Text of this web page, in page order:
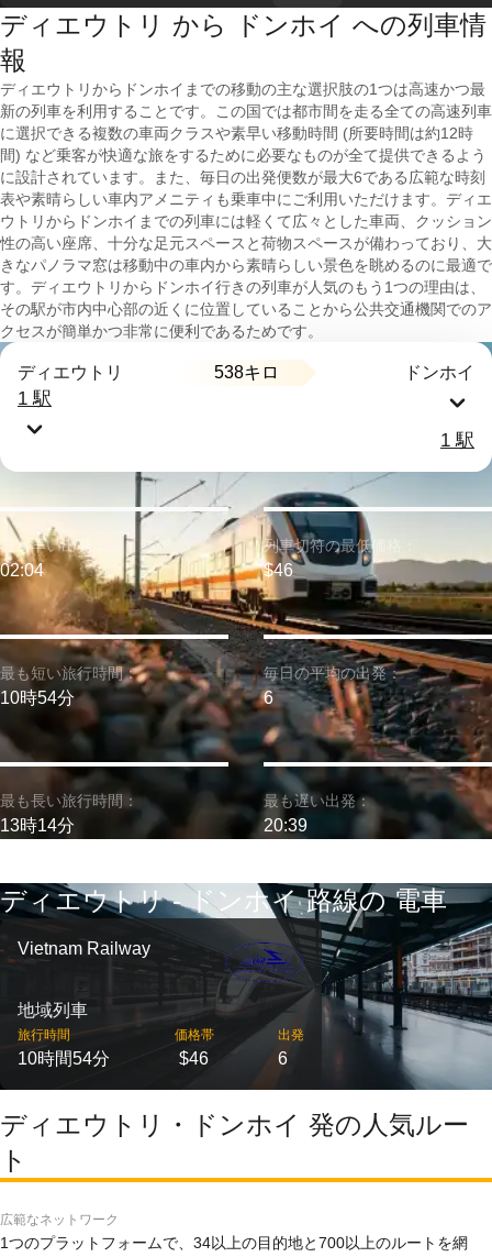
ディエウトリ から ドンホイ への列車情
報
ディエウトリからドンホイまでの移動の主な選択肢の1つは高速かつ最
新の列車を利用することです。この国では都市間を走る全ての高速列車
に選択できる複数の車両クラスや素早い移動時間 (所要時間は約12時
間) など乗客が快適な旅をするために必要なものが全て提供できるよう
に設計されています。また、毎日の出発便数が最大6である広範な時刻
表や素晴らしい車内アメニティも乗車中にご利用いただけます。ディエ
ウトリからドンホイまでの列車には軽くて広々とした車両、クッション
性の高い座席、十分な足元スペースと荷物スペースが備わっており、大
きなパノラマ窓は移動中の車内から素晴らしい景色を眺めるのに最適で
す。ディエウトリからドンホイ行きの列車が人気のもう1つの理由は、
その駅が市内中心部の近くに位置していることから公共交通機関でのア
クセスが簡単かつ非常に便利であるためです。
ディエウトリ 538キロ ドンホイ
1 駅
1 駅
最も短い旅行時間：
10時54分
最も早い出発：
02:04
最も長い旅行時間：
13時14分
列車切符の最低価格：
$46
毎日の平均の出発：
6
最も遅い出発：
20:39
ディエウトリ - ドンホイ 路線の 電車
Vietnam Railway
地域列車
旅行時間
10時間54分
価格帯
$46
出発
6
ディエウトリ・ドンホイ 発の人気ルー
ト
広範なネットワーク
1つのプラットフォームで、34以上の目的地と700以上のルートを網